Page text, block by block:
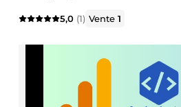
5,0 (1) Vente1